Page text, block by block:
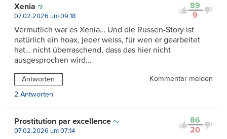
89
9
Xenia
07.02.2026 um 09:18
Vermutlich war es Xenia… Und die Russen-Story ist
natürlich ein hoax, jeder weiss, für wen er gearbeitet
hat… nicht überraschend, dass das hier nicht
ausgesprochen wird…
Antworten
Kommentar melden
2 Antworten
86
20
Prostitution par excellence
07.02.2026 um 07:14